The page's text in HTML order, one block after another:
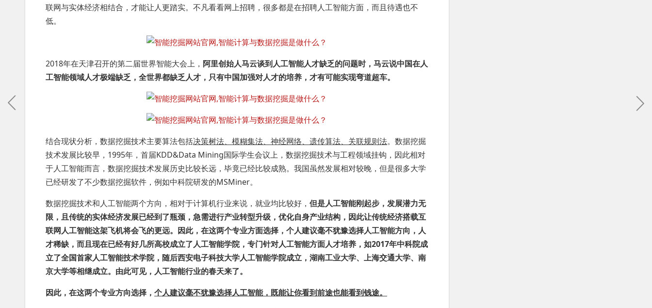
联网与实体经济相结合，才能让人更踏实。不凡看看网上招聘，很多都是在招聘人工智能方面，而且待遇也不
低。
2018年在天津召开的第二届世界智能大会上， 阿里创始人马云谈到人工智能人才缺乏的问题时，马云说中国在人
工智能领域人才极端缺乏，全世界都缺乏人才，只有中国加强对人才的培养，才有可能实现弯道超车。
结合现状分析，数据挖掘技术主要算法包括决策树法、模糊集法、神经网络、遗传算法、关联规则法。数据挖掘
技术发展比较早，1995年，首届KDD&Data Mining国际学生会议上，数据挖掘技术与工程领域挂钩，因此相对
于人工智能而言，数据挖掘技术发展历史比较长远，毕竟已经比较成熟。我国虽然发展相对较晚，但是很多大学
已经研发了不少数据挖掘软件，例如中科院研发的MSMiner。
数据挖掘技术和人工智能两个方向，相对于计算机行业来说，就业均比较好， 但是人工智能刚起步，发展潜力无
限，且传统的实体经济发展已经到了瓶颈，急需进行产业转型升级，优化自身产业结构，因此让传统经济搭载互
联网人工智能这架飞机将会飞的更远。因此，在这两个专业方面选择，个人建议毫不犹豫选择人工智能方向，人
才稀缺，而且现在已经有好几所高校成立了人工智能学院，专门针对人工智能方面人才培养，如2017年中科院成
立了全国首家人工智能技术学院，随后西安电子科技大学人工智能学院成立，湖南工业大学、上海交通大学、南
京大学等相继成立。由此可见，人工智能行业的春天来了。
因此，在这两个专业方向选择， 个人建议毫不犹豫选择人工智能，既能让你看到前途也能看到钱途。